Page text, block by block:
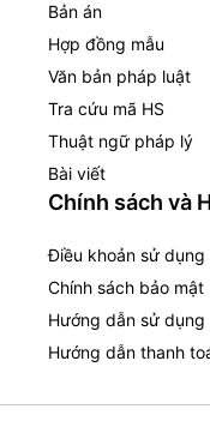
Bản án
Hợp đồng mẫu
Văn bản pháp luật
Tra cứu mã HS
Thuật ngữ pháp lý
Bài viết
Chính sách và
Điều khoản sử dụng
Chính sách bảo mật
Hướng dẫn sử dụng
Hướng dẫn thanh